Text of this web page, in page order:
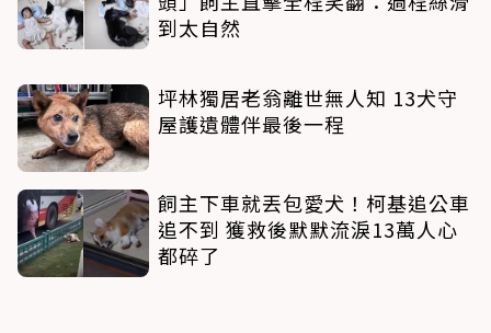
到太自然
坪林獨居老翁離世無人知 13犬守
屋護遺體伴最後一程
飼主下車就丟包愛犬！柯基追公車
追不到 獲救後默默流淚13萬人心
都碎了